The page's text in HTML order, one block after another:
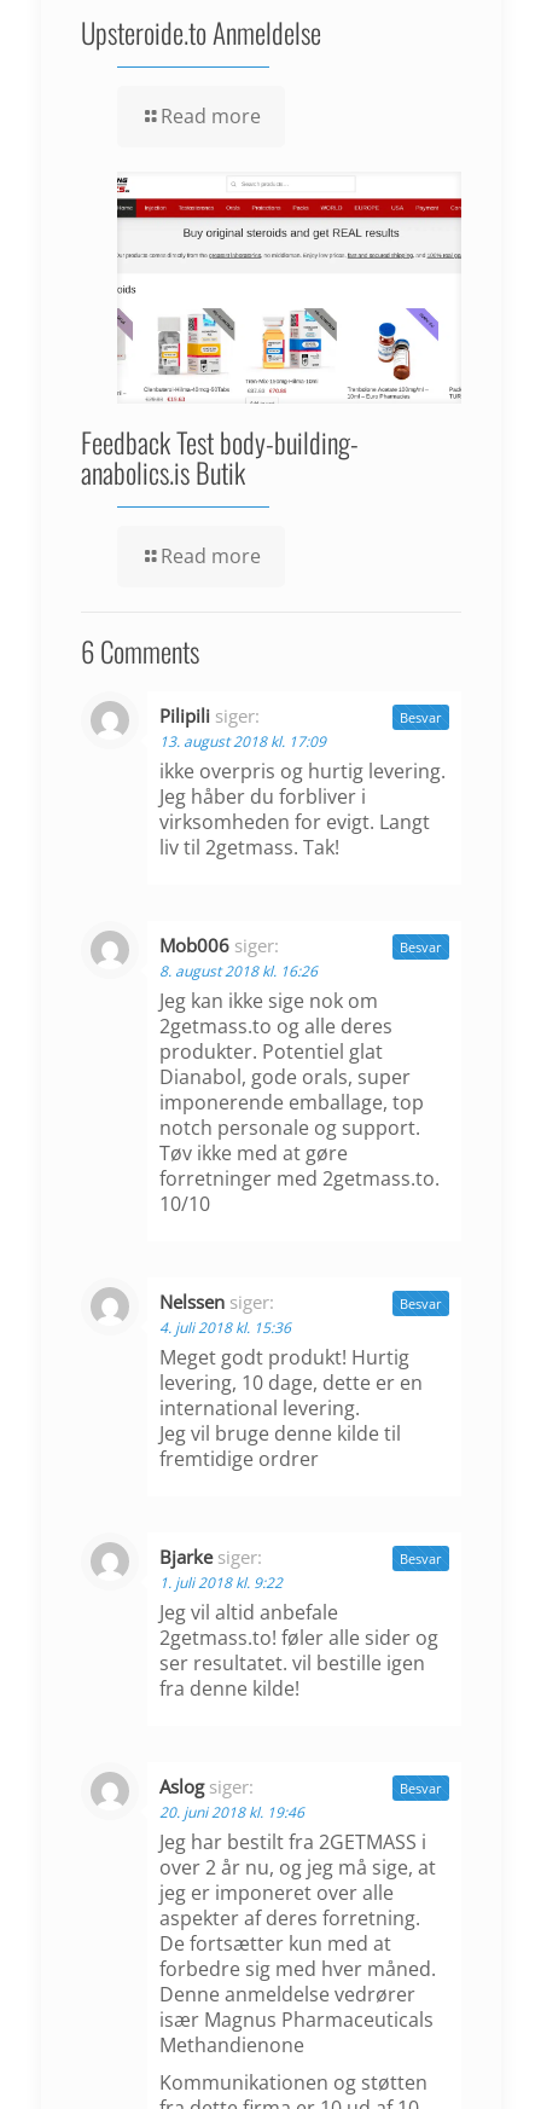
Upsteroide.to Anmeldelse
Read more
Feedback Test body-building-
anabolics.is Butik
Read more
6 Comments
Pilipili siger:
13. august 2018 kl. 17:09
ikke overpris og hurtig levering.
Jeg håber du forbliver i
virksomheden for evigt. Langt
liv til 2getmass. Tak!
Besvar
Mob006 siger:
8. august 2018 kl. 16:26
Jeg kan ikke sige nok om
2getmass.to og alle deres
produkter. Potentiel glat
Dianabol, gode orals, super
imponerende emballage, top
notch personale og support.
Tøv ikke med at gøre
forretninger med 2getmass.to.
10/10
Besvar
Nelssen siger:
4. juli 2018 kl. 15:36
Meget godt produkt! Hurtig
levering, 10 dage, dette er en
international levering.
Jeg vil bruge denne kilde til
fremtidige ordrer
Besvar
Bjarke siger:
1. juli 2018 kl. 9:22
Jeg vil altid anbefale
2getmass.to! føler alle sider og
ser resultatet. vil bestille igen
fra denne kilde!
Besvar
Aslog siger:
20. juni 2018 kl. 19:46
Jeg har bestilt fra 2GETMASS i
over 2 år nu, og jeg må sige, at
jeg er imponeret over alle
aspekter af deres forretning.
De fortsætter kun med at
forbedre sig med hver måned.
Denne anmeldelse vedrører
især Magnus Pharmaceuticals
Methandienone
Kommunikationen og støtten
Besvar